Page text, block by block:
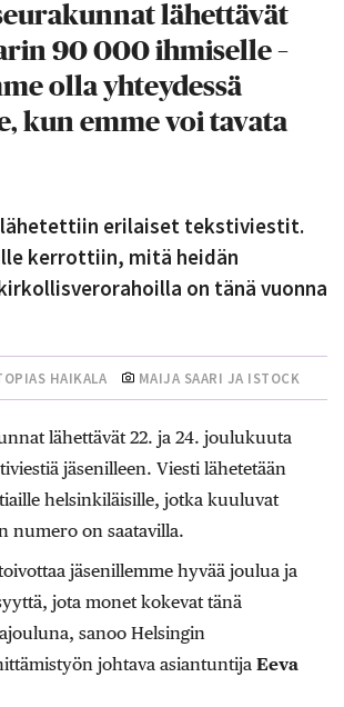
lähettävät
90 000 ihmiselle –
olla yhteydessä
kun emme voi tavata
lähetettiin erilaiset tekstiviestit.
kerrottiin, mitä heidän
on tänä vuonna
HAIKALA MAIJA SAARI JA ISTOCK
lähettävät 22. ja 24. joulukuuta
jäsenilleen. Viesti lähetetään
helsinkiläisille, jotka kuuluvat
numero on saatavilla.
jäsenillemme hyvää joulua ja
jota monet kokevat tänä
sanoo Helsingin
johtava asiantuntija Eeva